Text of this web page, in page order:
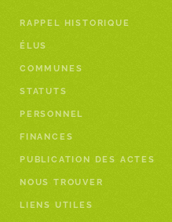
RAPPEL HISTORIQUE
ÉLUS
COMMUNES
STATUTS
PERSONNEL
FINANCES
PUBLICATION DES ACTES
NOUS TROUVER
LIENS UTILES